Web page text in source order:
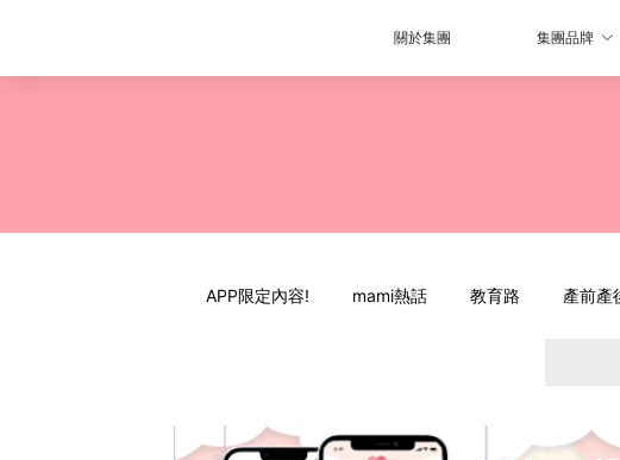
關於集團 集團品牌
APP限定內容! mami熱話 教育路 產前產